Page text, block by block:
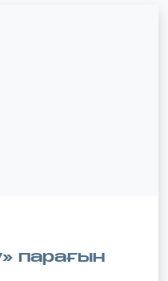
парағын